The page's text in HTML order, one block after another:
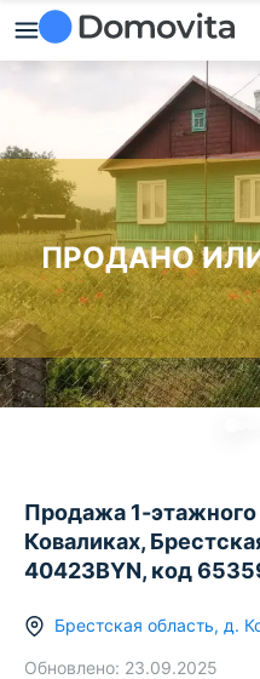
ПРОДАНО
Продажа 1-
Коваликах,
40423BYN, код
Брестская область, д.
Обновлено: 23.09.2025